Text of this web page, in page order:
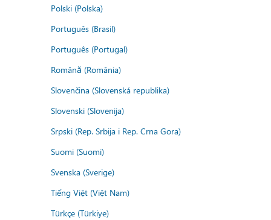
Polski (Polska)
Português (Brasil)
Português (Portugal)
Română (România)
Slovenčina (Slovenská republika)
Slovenski (Slovenija)
Srpski (Rep. Srbija i Rep. Crna Gora)
Suomi (Suomi)
Svenska (Sverige)
Tiếng Việt (Việt Nam)
Türkçe (Türkiye)